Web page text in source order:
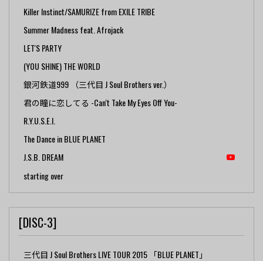
Killer Instinct/SAMURIZE from EXILE TRIBE
Summer Madness feat. Afrojack
LET'S PARTY
(YOU SHINE) THE WORLD
銀河鉄道999 （三代目 J Soul Brothers ver.）
君の瞳に恋してる -Can't Take My Eyes Off You-
R.Y.U.S.E.I.
The Dance in BLUE PLANET
J.S.B. DREAM
starting over
[DISC-3]
三代目 J Soul Brothers LIVE TOUR 2015 「BLUE PLANET」